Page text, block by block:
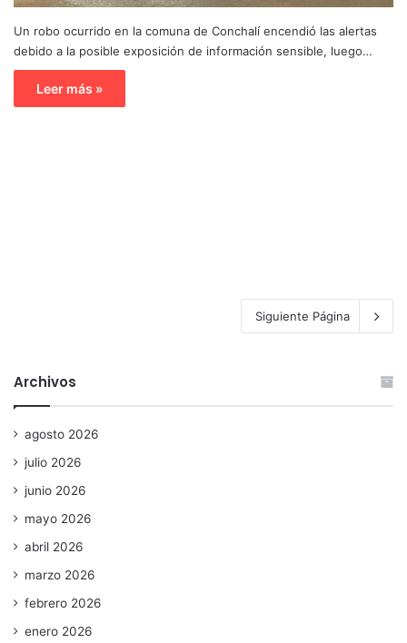
Un robo ocurrido en la comuna de Conchalí encendió las alertas
debido a la posible exposición de información sensible, luego…
Leer más »
Siguiente Página
Archivos
agosto 2026
julio 2026
junio 2026
mayo 2026
abril 2026
marzo 2026
febrero 2026
enero 2026